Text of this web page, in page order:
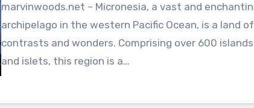
marvinwoods.net – Micronesia, a vast and enchanting
archipelago in the western Pacific Ocean, is a land of
contrasts and wonders. Comprising over 600 islands
and islets, this region is a…